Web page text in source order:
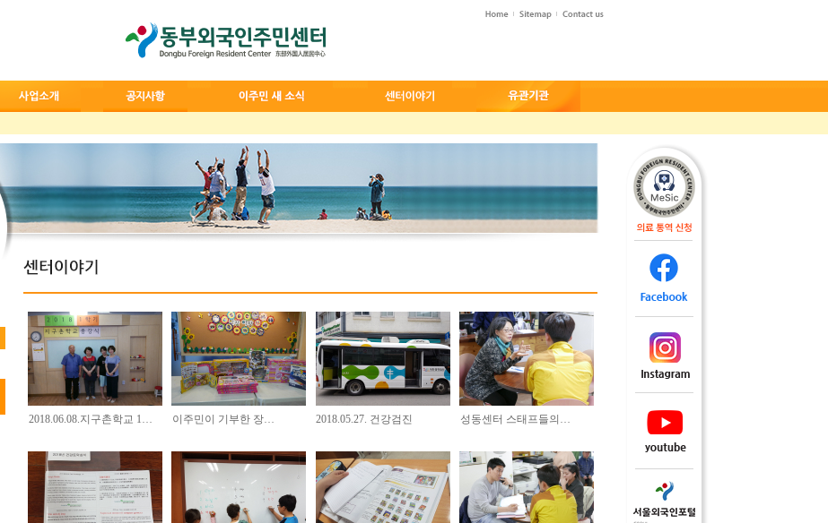
2018.06.08.지구촌학교 1… 이주민이 기부한 장… 2018.05.27. 건강검진 성동센터 스태프들의…